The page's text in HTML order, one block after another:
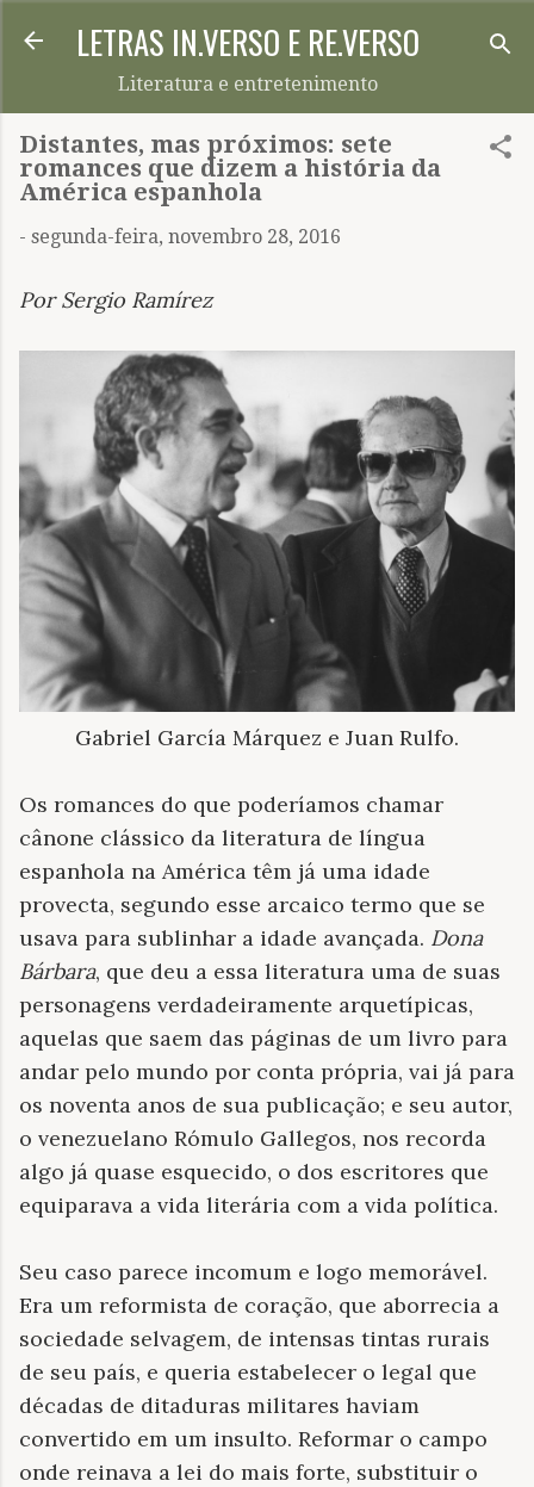
Pular para o conteúdo principal
LETRAS IN.VERSO E RE.VERSO
Literatura e entretenimento
Distantes, mas próximos: sete
romances que dizem a história da
América espanhola
- segunda-feira, novembro 28, 2016
Por Sergio Ramírez
Gabriel García Márquez e Juan Rulfo.
Os romances do que poderíamos chamar
cânone clássico da literatura de língua
espanhola na América têm já uma idade
provecta, segundo esse arcaico termo que se
usava para sublinhar a idade avançada. Dona
Bárbara, que deu a essa literatura uma de suas
personagens verdadeiramente arquetípicas,
aquelas que saem das páginas de um livro para
andar pelo mundo por conta própria, vai já para
os noventa anos de sua publicação; e seu autor,
o venezuelano Rómulo Gallegos, nos recorda
algo já quase esquecido, o dos escritores que
equiparava a vida literária com a vida política.
Seu caso parece incomum e logo memorável.
Era um reformista de coração, que aborrecia a
sociedade selvagem, de intensas tintas rurais
de seu país, e queria estabelecer o legal que
décadas de ditaduras militares haviam
convertido em um insulto. Reformar o campo
onde reinava a lei do mais forte, substituir o